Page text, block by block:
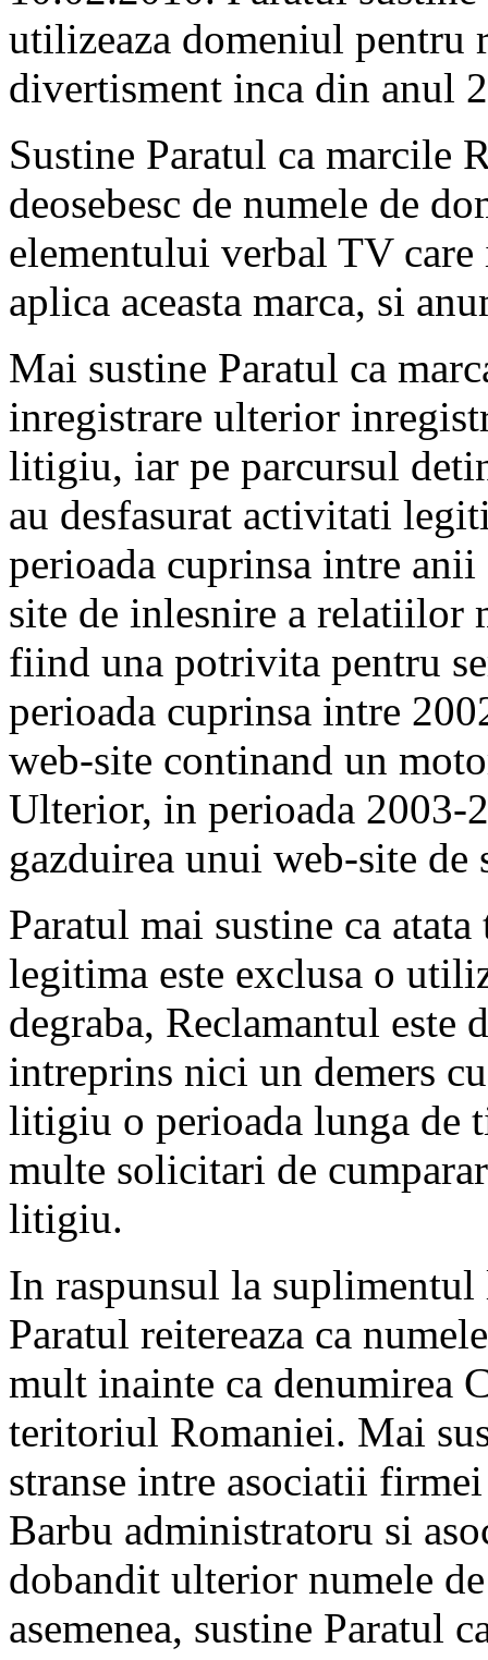
utilizeaza domeniul pentru
divertisment inca din anul
Sustine Paratul ca marcile
deosebesc de numele de
elementului verbal TV
aplica aceasta marca, si
Mai sustine Paratul ca
inregistrare ulterior
litigiu, iar pe parcursul
au desfasurat activitati
perioada cuprinsa intre
site de inlesnire a relatiilor
fiind una potrivita pentru
perioada cuprinsa intre
web-site continand un
Ulterior, in perioada 2003-
gazduirea unui web-site
Paratul mai sustine ca
legitima este exclusa o
degraba, Reclamantul este
intreprins nici un demers
litigiu o perioada lunga de
multe solicitari de
litigiu.
In raspunsul la suplimentul
Paratul reitereaza ca
mult inainte ca denumirea
teritoriul Romaniei. Mai
stranse intre asociatii
Barbu administratoru si
dobandit ulterior numele
asemenea, sustine Paratul